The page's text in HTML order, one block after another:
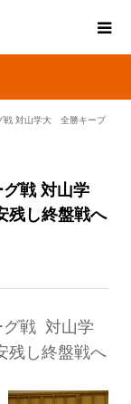
戦 対山学大 全勝キープ
グ戦 対山学
し終盤戦へ
グ戦 対山学
残し終盤戦へ